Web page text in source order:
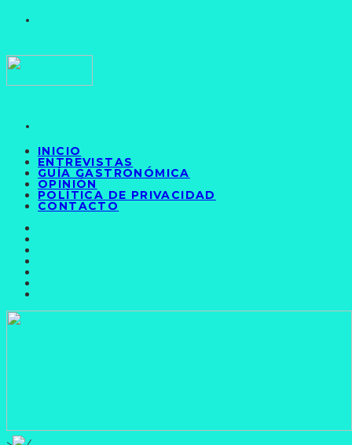
INICIO
ENTREVISTAS
GUÍA GASTRONÓMICA
OPINIÓN
POLÍTICA DE PRIVACIDAD
CONTACTO